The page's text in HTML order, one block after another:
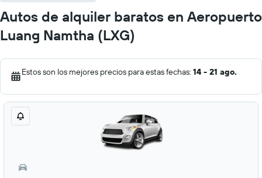
Autos de alquiler baratos en Aeropuerto
Luang Namtha (LXG)
Estos son los mejores precios para estas fechas: 14 - 21 ago.